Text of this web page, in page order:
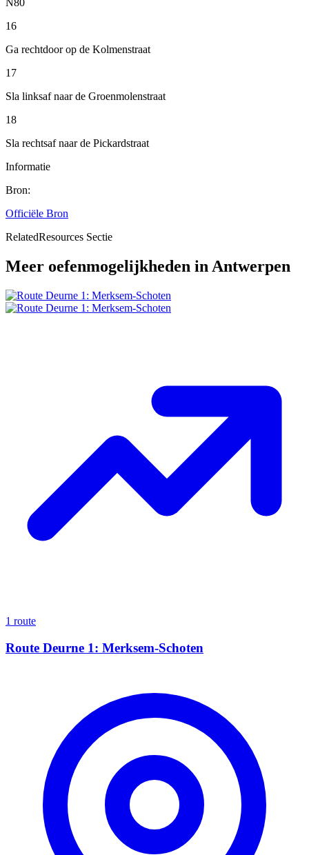
N80
16
Ga rechtdoor op de Kolmenstraat
17
Sla linksaf naar de Groenmolenstraat
18
Sla rechtsaf naar de Pickardstraat
Informatie
Bron:
Officiële Bron
RelatedResources Sectie
Meer oefenmogelijkheden in Antwerpen
1 route
Route Deurne 1: Merksem-Schoten